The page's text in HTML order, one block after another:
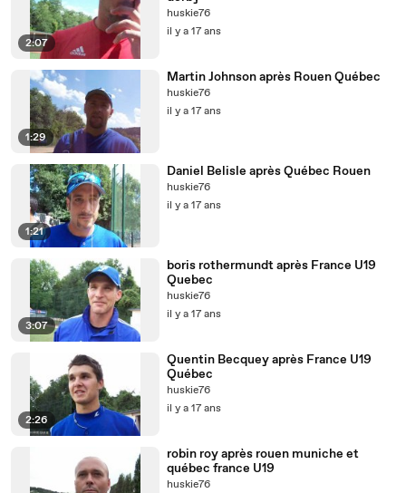
2:07
huskie76
il y a 17 ans
1:29
Martin Johnson après Rouen Québec
huskie76
il y a 17 ans
1:21
Daniel Belisle après Québec Rouen
huskie76
il y a 17 ans
3:07
boris rothermundt après France U19
Quebec
huskie76
il y a 17 ans
2:26
Quentin Becquey après France U19
Québec
huskie76
il y a 17 ans
robin roy après rouen muniche et
québec france U19
huskie76